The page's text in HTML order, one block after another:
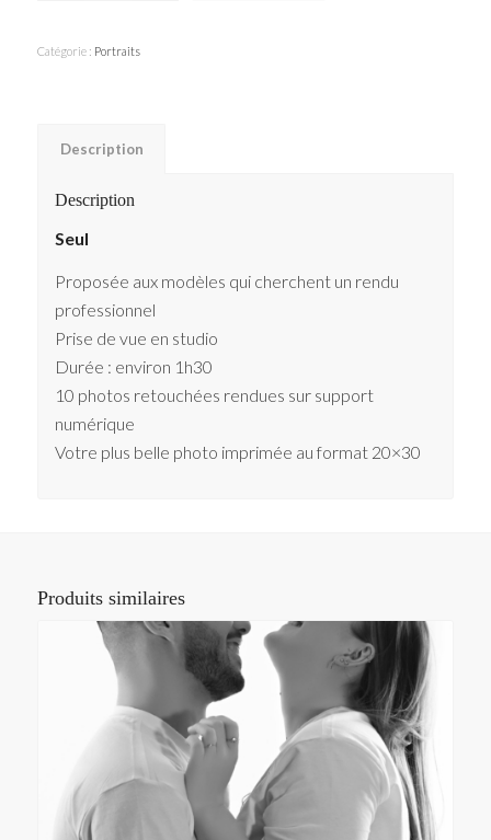
Catégorie : Portraits
Description
Description
Seul
Proposée aux modèles qui cherchent un rendu
professionnel
Prise de vue en studio
Durée : environ 1h30
10 photos retouchées rendues sur support
numérique
Votre plus belle photo imprimée au format 20×30
Produits similaires